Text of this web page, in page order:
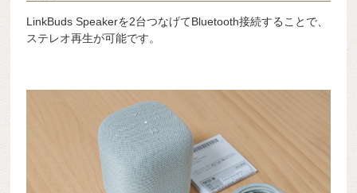
LinkBuds Speakerを2台つなげてBluetooth接続することで、
ステレオ再生が可能です。